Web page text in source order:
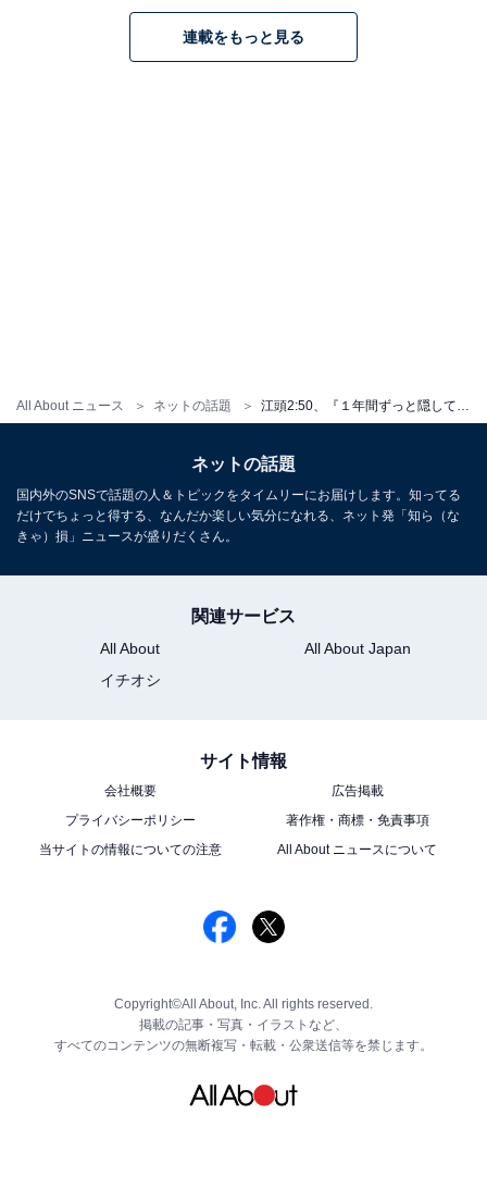
All About ニュース ネットの話題
連載をもっと見る
ネットの話題
国内外のSNSで話題の人＆トピックをタイムリーにお届けします。知ってる
だけでちょっと得する、なんだか楽しい気分になれる、ネット発「知ら（な
きゃ）損」ニュースが盛りだくさん。
関連サービス
All About
All About Japan
イチオシ
サイト情報
会社概要
広告掲載
プライバシーポリシー
著作権・商標・免責事項
当サイトの情報についての注意
All About ニュースについて
Copyright©All About, Inc. All rights reserved.
掲載の記事・写真・イラストなど、
すべてのコンテンツの無断複写・転載・公衆送信等を禁じます。